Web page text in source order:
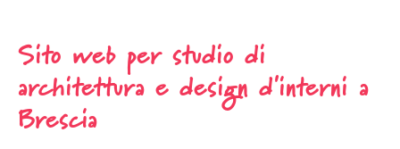
Servizi
Portfolio
Sito web per studio di
architettura e design d'interni a
Brescia